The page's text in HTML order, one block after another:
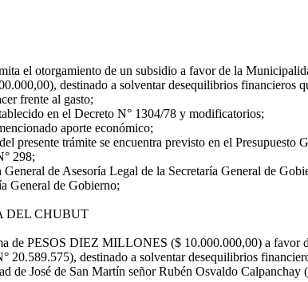
el otorgamiento de un subsidio a favor de la
destinado a solventar desequilibrios financieros
frente al gasto;
en el Decreto N° 1304/78 y modificatorios;
aporte económico;
presente trámite se encuentra previsto en el
298;
de Asesoría Legal de la Secretaría General de
General de Gobierno;
DEL CHUBUT
de PESOS DIEZ MILLONES ($ 10.000.000,00) a favor
20.589.575), destinado a solventar desequilibrios
de José de San Martín señor Rubén Osvaldo